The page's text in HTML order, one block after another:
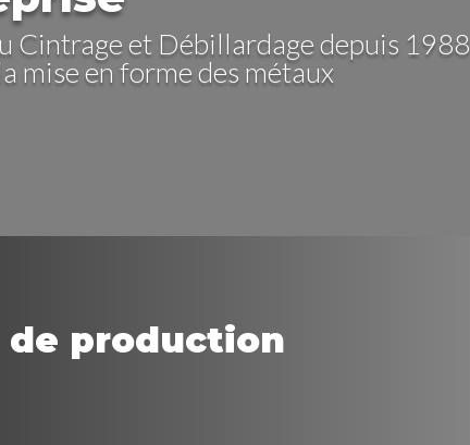
Cintrage et Débillardage depuis 1988
mise en forme des métaux
de production